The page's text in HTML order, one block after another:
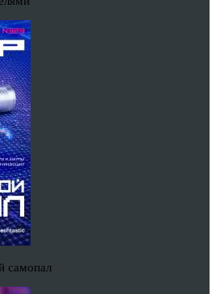
самопал